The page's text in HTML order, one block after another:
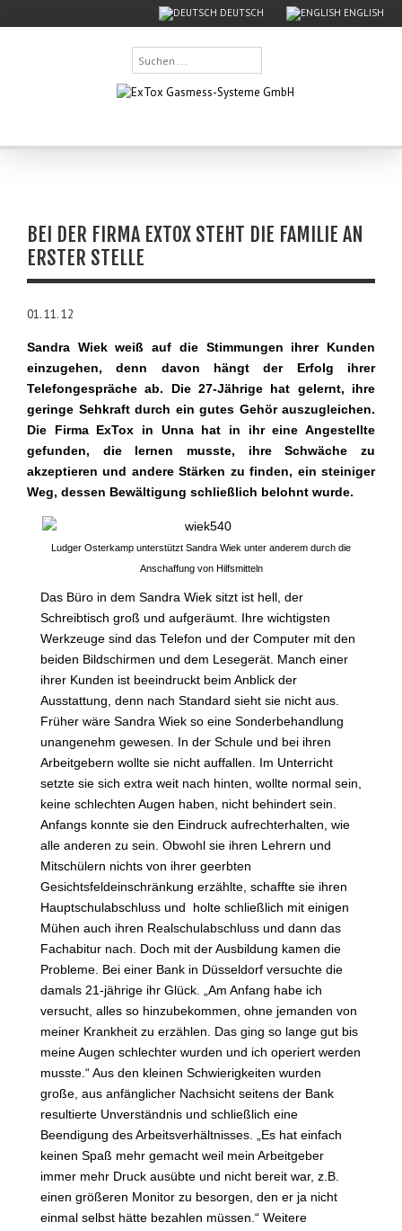
DEUTSCH ENGLISH
Suchen
...
BEI DER FIRMA EXTOX STEHT DIE FAMILIE AN
ERSTER STELLE
01. 11. 12
Sandra Wiek weiß auf die Stimmungen ihrer Kunden
einzugehen, denn davon hängt der Erfolg ihrer
Telefongespräche ab. Die 27-Jährige hat gelernt, ihre
geringe Sehkraft durch ein gutes Gehör auszugleichen.
Die Firma ExTox in Unna hat in ihr eine Angestellte
gefunden, die lernen musste, ihre Schwäche zu
akzeptieren und andere Stärken zu finden, ein steiniger
Weg, dessen Bewältigung schließlich belohnt wurde.
Ludger Osterkamp unterstützt Sandra Wiek unter anderem durch die
Anschaffung von Hilfsmitteln
Das Büro in dem Sandra Wiek sitzt ist hell, der
Schreibtisch groß und aufgeräumt. Ihre wichtigsten
Werkzeuge sind das Telefon und der Computer mit den
beiden Bildschirmen und dem Lesegerät. Manch einer
ihrer Kunden ist beeindruckt beim Anblick der
Ausstattung, denn nach Standard sieht sie nicht aus.
Früher wäre Sandra Wiek so eine Sonderbehandlung
unangenehm gewesen. In der Schule und bei ihren
Arbeitgebern wollte sie nicht auffallen. Im Unterricht
setzte sie sich extra weit nach hinten, wollte normal sein,
keine schlechten Augen haben, nicht behindert sein.
Anfangs konnte sie den Eindruck aufrechterhalten, wie
alle anderen zu sein. Obwohl sie ihren Lehrern und
Mitschülern nichts von ihrer geerbten
Gesichtsfeldeinschränkung erzählte, schaffte sie ihren
Hauptschulabschluss und holte schließlich mit einigen
Mühen auch ihren Realschulabschluss und dann das
Fachabitur nach. Doch mit der Ausbildung kamen die
Probleme. Bei einer Bank in Düsseldorf versuchte die
damals 21-jährige ihr Glück. „Am Anfang habe ich
versucht, alles so hinzubekommen, ohne jemanden von
meiner Krankheit zu erzählen. Das ging so lange gut bis
meine Augen schlechter wurden und ich operiert werden
musste.“ Aus den kleinen Schwierigkeiten wurden
große, aus anfänglicher Nachsicht seitens der Bank
resultierte Unverständnis und schließlich eine
Beendigung des Arbeitsverhältnisses. „Es hat einfach
keinen Spaß mehr gemacht weil mein Arbeitgeber
immer mehr Druck ausübte und nicht bereit war, z.B.
einen größeren Monitor zu besorgen, den er ja nicht
einmal selbst hätte bezahlen müssen.“ Weitere